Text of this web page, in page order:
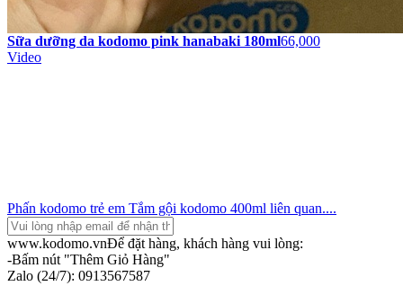
Sữa dưỡng da kodomo pink hanabaki 180ml66,000
Video
Phấn kodomo trẻ em Tắm gội kodomo 400ml liên quan....
www.kodomo.vnĐể đặt hàng, khách hàng vui lòng:
-Bấm nút "Thêm Giỏ Hàng"
Zalo (24/7): 0913567587